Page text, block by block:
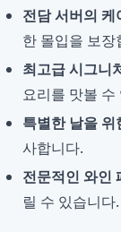
전담 서버의 케
한 몰입을 보장
최고급 시그니
요리를 맛볼 수
특별한 날을 위
사합니다.
전문적인 와인
릴 수 있습니다.